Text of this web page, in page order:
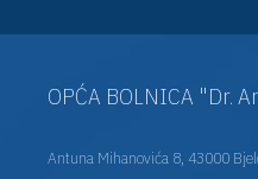
OPĆA BOLNICA "Dr.
Antuna Mihanovića 8, 43000